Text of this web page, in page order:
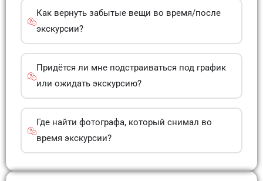
Как вернуть забытые вещи во время/после
экскурсии?
Придётся ли мне подстраиваться под график
или ожидать экскурсию?
Где найти фотографа, который снимал во
время экскурсии?